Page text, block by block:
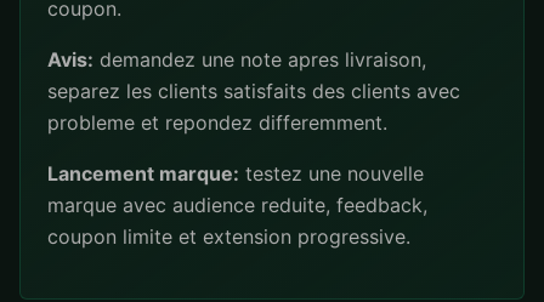
coupon.
Avis: demandez une note apres livraison,
separez les clients satisfaits des clients avec
probleme et repondez differemment.
Lancement marque: testez une nouvelle
marque avec audience reduite, feedback,
coupon limite et extension progressive.